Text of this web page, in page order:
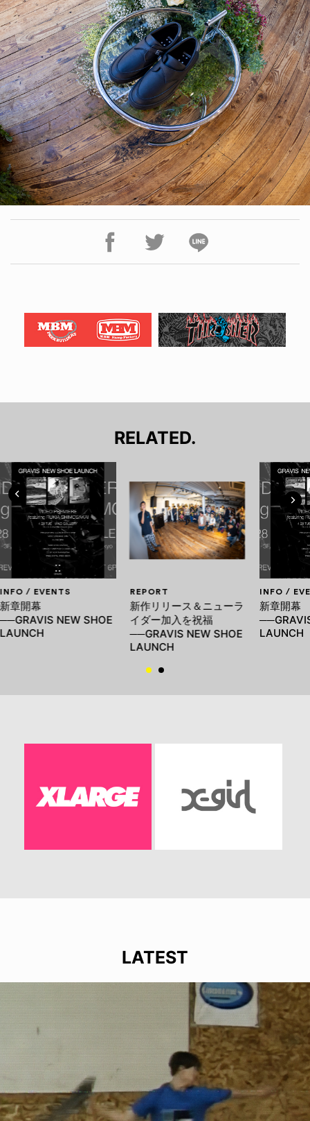
RELATED.
INFO / EVENTS
新章開幕
──GRAVIS NEW SHOE
LAUNCH
REPORT
新作リリース＆ニューラ
イダー加入を祝福
──GRAVIS NEW SHOE
LAUNCH
INFO /
新章開幕
LAUNCH
LATEST